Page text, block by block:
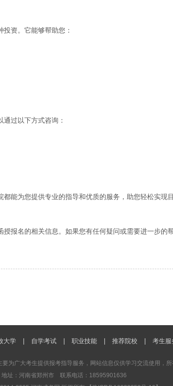
资。它能够帮助您：
过以下方式咨询：
能为您提供专业的指导和优质的服务，助您轻松实现目
报名的相关信息。如果您有任何疑问或需要进一步的
大学 自学考试 职业技能 推荐院校 考生服
为广大考生提供报考指导服务，网站信息仅供学习交流使用，所
地址：河南省郑州市 联系电话：18595901636